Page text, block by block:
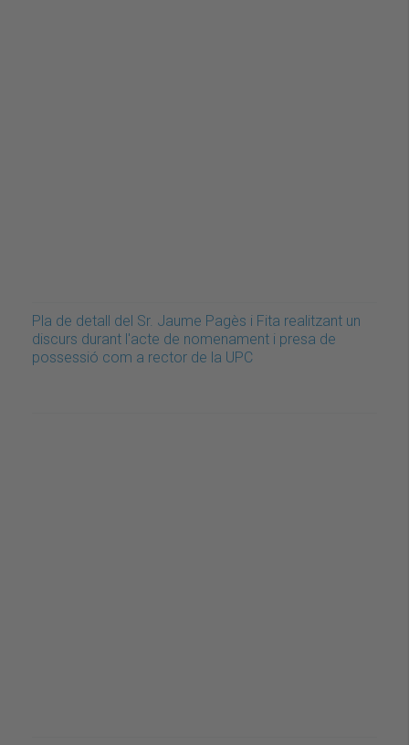
Pla de detall del Sr. Jaume Pagès i Fita realitzant un
discurs durant l'acte de nomenament i presa de
possessió com a rector de la UPC